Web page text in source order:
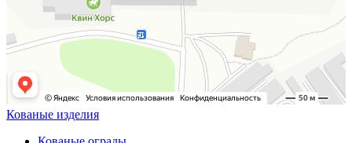
Кованые изделия